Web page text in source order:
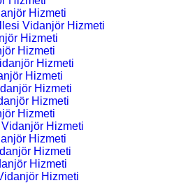
Hizmeti
Vidanjör Hizmeti
Hizmeti
Hizmeti
Hizmeti
Hizmeti
Hizmeti
Hizmeti
Hizmeti
Vidanjör Hizmeti
Hizmeti
Hizmeti
Hizmeti
Hizmeti